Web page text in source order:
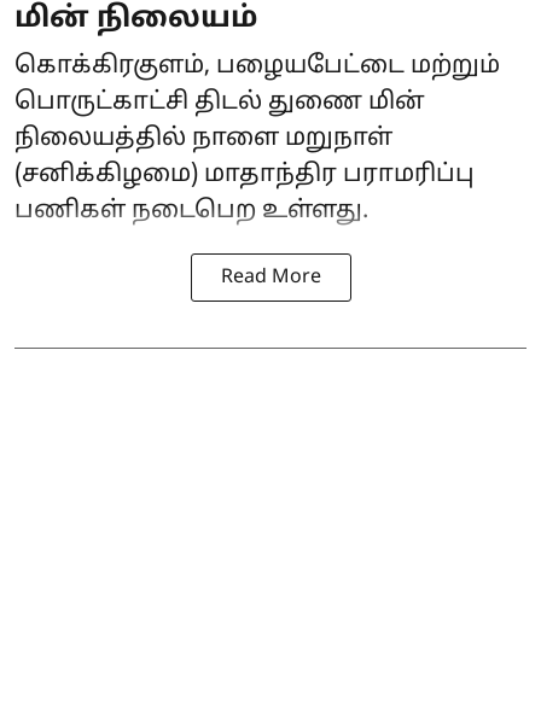
மின் நிலையம்
கொக்கிரகுளம், பழையபேட்டை மற்றும்
பொருட்காட்சி திடல் துணை மின்
நிலையத்தில் நாளை மறுநாள்
(சனிக்கிழமை) மாதாந்திர பராமரிப்பு
பணிகள் நடைபெற உள்ளது.
Read More